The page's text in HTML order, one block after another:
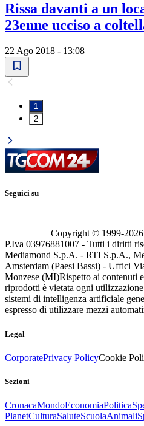
Rissa davanti a un
23enne ucciso a
22 Ago 2018 - 13:08
1
2
Seguici su
Copyright © 1999-2026
P.Iva 03976881007 - Tutti i diritti
Mediamond S.p.A. - RTI S.p.A.,
Amsterdam (Paesi Bassi) - Uffici
Monzese (MI)Rispetto ai contenuti
riprodotti è vietata ogni
sistemi di intelligenza artificiale
espresso di utilizzare mezzi
Legal
CorporatePrivacy PolicyCookie
Sezioni
CronacaMondoEconomiaPolitica
PlanetCulturaSaluteScuolaAnimali